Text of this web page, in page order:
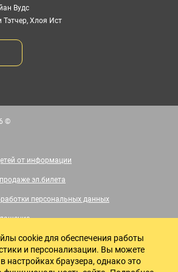
Вудс
Хлоя Ист
©
от информации
эл.билета
персональных данных
cookie для обеспечения работы
и персонализации. Вы можете
настройках браузера, однако это